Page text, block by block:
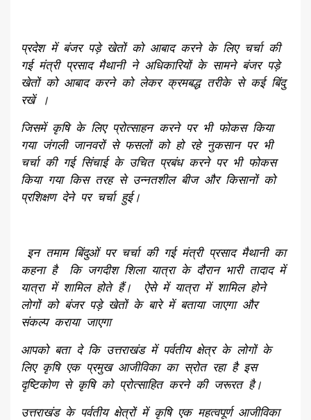
प्रदेश में बंजर पड़े खेतों को आबाद करने के लिए चर्चा की
गई मंत्री प्रसाद मैथानी ने अधिकारियों के सामने बंजर पड़े
खेतों को आबाद करने को लेकर क्रमबद्ध तरीके से कई बिंदु
रखें ।
जिसमें कृषि के लिए प्रोत्साहन करने पर भी फोकस किया
गया जंगली जानवरों से फसलों को हो रहे नुकसान पर भी
चर्चा की गई सिंचाई के उचित प्रबंध करने पर भी फोकस
किया गया किस तरह से उन्नतशील बीज और किसानों को
प्रशिक्षण देने पर चर्चा हुई।
इन तमाम बिंदुओं पर चर्चा की गई मंत्री प्रसाद मैथानी का
कहना है कि जगदीश शिला यात्रा के दौरान भारी तादाद में
यात्रा में शामिल होते हैं। ऐसे में यात्रा में शामिल होने
लोगों को बंजर पड़े खेतों के बारे में बताया जाएगा और
संकल्प कराया जाएगा
आपको बता दे कि उत्तराखंड में पर्वतीय क्षेत्र के लोगों के
लिए कृषि एक प्रमुख आजीविका का स्रोत रहा है इस
दृष्टिकोण से कृषि को प्रोत्साहित करने की जरूरत है।
उत्तराखंड के पर्वतीय क्षेत्रों में कृषि एक महत्वपूर्ण आजीविका